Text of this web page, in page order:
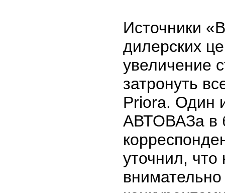
Источники
дилерских
увеличение
затронуть
Priora. Один
АВТОВАЗа в
уточнил, что